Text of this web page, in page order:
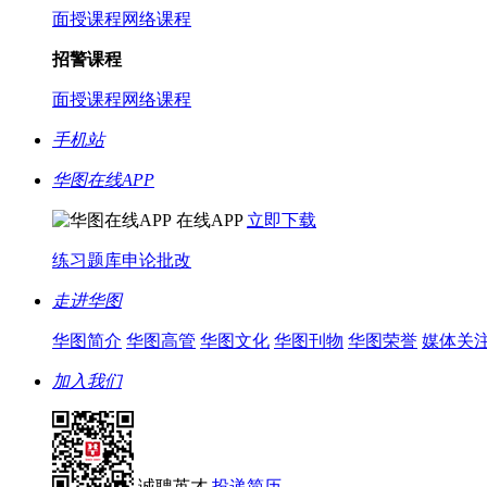
面授课程网络课程
招警课程
面授课程网络课程
手机站
华图在线APP
在线APP 立即下载
练习题库申论批改
走进华图
华图简介 华图高管 华图文化 华图刊物 华图荣誉 媒体关
加入我们